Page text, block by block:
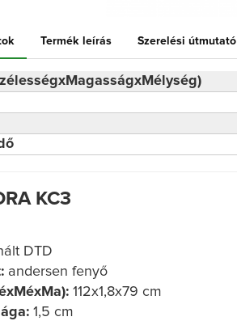
Termék leírás Szerelési útmutató
KC3
DTD
andersen fenyő
112x1,8x79 cm
1,5 cm